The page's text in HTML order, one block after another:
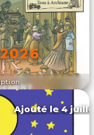
Ajouté le 4